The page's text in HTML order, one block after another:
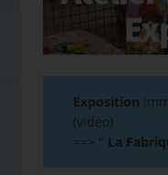
Exposition
(vidéo)
==> " La